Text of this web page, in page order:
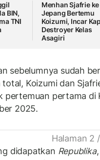
BIN,
TNI
Menhan Sjafrie ke
Jepang Bertemu
Koizumi, Incar
Destroyer Kelas
Asagiri
sebelumnya sudah
total, Koizumi dan
pertemuan pertama di
2025.
Halaman 2
didapatkan Republika